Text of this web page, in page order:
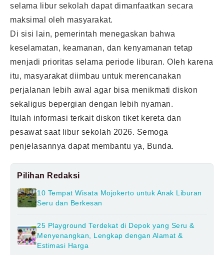
selama libur sekolah dapat dimanfaatkan secara
maksimal oleh masyarakat.
Di sisi lain, pemerintah menegaskan bahwa
keselamatan, keamanan, dan kenyamanan tetap
menjadi prioritas selama periode liburan. Oleh karena
itu, masyarakat diimbau untuk merencanakan
perjalanan lebih awal agar bisa menikmati diskon
sekaligus bepergian dengan lebih nyaman.
Itulah informasi terkait diskon tiket kereta dan
pesawat saat libur sekolah 2026. Semoga
penjelasannya dapat membantu ya, Bunda.
Pilihan Redaksi
10 Tempat Wisata Mojokerto untuk Anak Liburan
Seru dan Berkesan
25 Playground Terdekat di Depok yang Seru &
Menyenangkan, Lengkap dengan Alamat &
Estimasi Harga